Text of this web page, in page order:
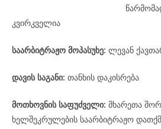
კვირკველია
საარბიტრაჟო მოპასუხე: ლევან
დავის საგანი: თანხის დაკისრება
მოთხოვნის საფუძველი: მხარეთა
ხელშეკრულების საარბიტრაჟო